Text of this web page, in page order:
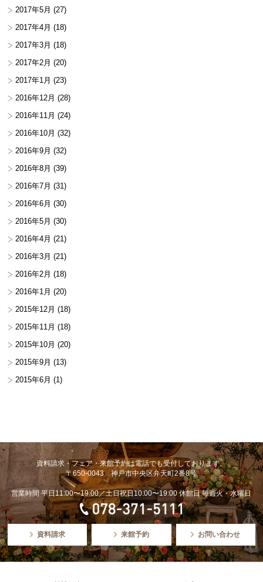
2017年5月 (27)
2017年4月 (18)
2017年3月 (18)
2017年2月 (20)
2017年1月 (23)
2016年12月 (28)
2016年11月 (24)
2016年10月 (32)
2016年9月 (32)
2016年8月 (39)
2016年7月 (31)
2016年6月 (30)
2016年5月 (30)
2016年4月 (21)
2016年3月 (21)
2016年2月 (18)
2016年1月 (20)
2015年12月 (18)
2015年11月 (18)
2015年10月 (20)
2015年9月 (13)
2015年6月 (1)
資料請求・フェア・来館予約は電話でも受付しております。
〒650-0043 神戸市中央区弁天町2番8号
営業時間 平日11:00〜19:00／土日祝日10:00〜19:00 休館日 毎週火・水曜日
資料請求 来館予約 お問い合わせ